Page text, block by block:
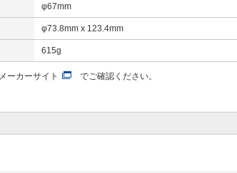
φ67mm
φ73.8mm x 123.4mm
615g
メーカーサイト でご確認ください。